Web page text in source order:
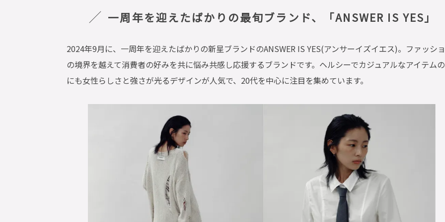
一周年を迎えたばかりの最旬ブランド、「ANSWER IS YES」
2024年9月に、一周年を迎えたばかりの新星ブランドのANSWER IS YES(アンサーイズイエス)。ファッシ
の境界を越えて消費者の好みを共に悩み共感し応援するブランドです。ヘルシーでカジュアルなアイテム
にも女性らしさと強さが光るデザインが人気で、20代を中心に注目を集めています。